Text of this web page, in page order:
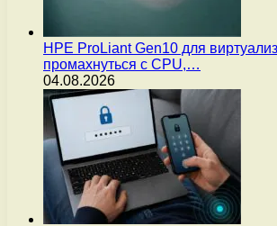
HPE ProLiant Gen10 для
промахнуться с CPU,…
04.08.2026